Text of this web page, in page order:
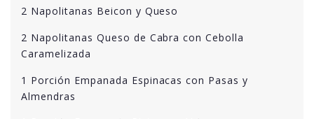
2 Napolitanas Beicon y Queso
2 Napolitanas Queso de Cabra con Cebolla
Caramelizada
1 Porción Empanada Espinacas con Pasas y
Almendras